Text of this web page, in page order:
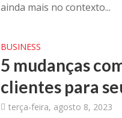
ainda mais no contexto...
BUSINESS
5 mudanças
clientes para
terça-feira, agosto 8, 2023